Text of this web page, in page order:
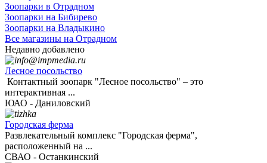
Зоопарки в Отрадном
Зоопарки на Бибирево
Зоопарки на Владыкино
Все магазины на Отрадном
Недавно добавлено
Лесное посольство
Контактный зоопарк "Лесное посольство" – это
интерактивная ...
ЮАО - Даниловский
Городская ферма
Развлекательный комплекс "Городская ферма",
расположенный на ...
СВАО - Останкинский